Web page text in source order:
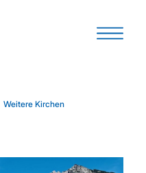
Weitere Kirchen